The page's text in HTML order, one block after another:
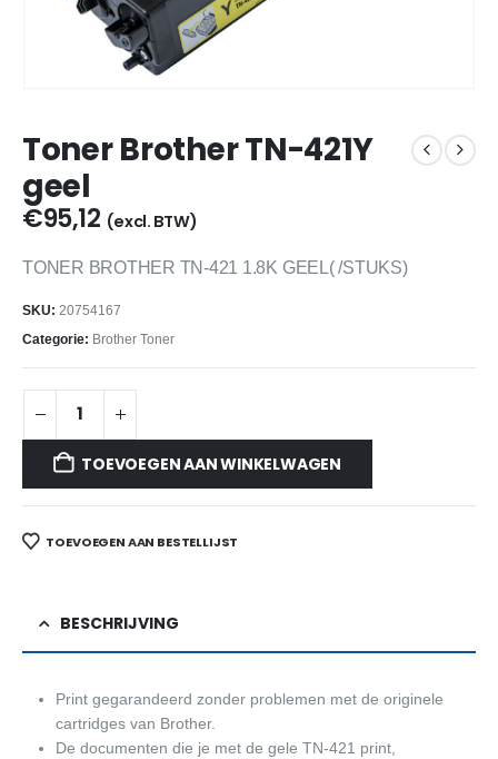
Toner Brother TN-421Y
geel
€95,12 (excl. BTW)
TONER BROTHER TN-421 1.8K GEEL( /STUKS)
SKU: 20754167
Categorie: Brother Toner
TOEVOEGEN AAN WINKELWAGEN
TOEVOEGEN AAN BESTELLIJST
BESCHRIJVING
Print gegarandeerd zonder problemen met de originele
cartridges van Brother.
De documenten die je met de gele TN-421 print,